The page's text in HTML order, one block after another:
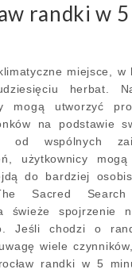
randki w
miejsce, w
herbat.
mogą utworzyć
na podstawie
od wspólnych
użytkownicy
do bardziej
Sacred
świeże spojrzenie
Jeśli chodzi o
wiele
randki w 5